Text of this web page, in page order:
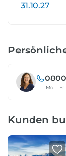
31.10.27
Mo. -
Kunden